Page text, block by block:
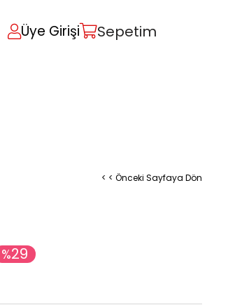
Üye Girişi Sepetim
< < Önceki Sayfaya Dön
%29